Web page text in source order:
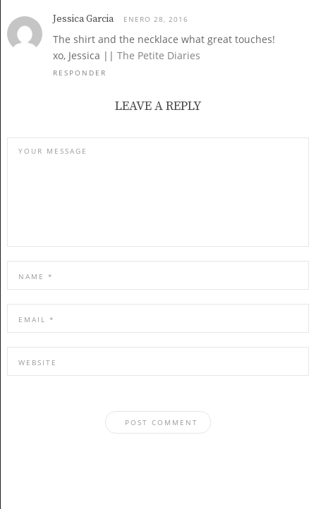
Jessica Garcia ENERO 28, 2016
The shirt and the necklace what great touches!
xo, Jessica || The Petite Diaries
RESPONDER
LEAVE A REPLY